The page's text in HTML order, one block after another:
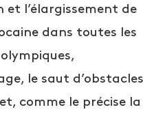
et l’élargissement de
dans toutes les
le saut d’obstacles
comme le précise la